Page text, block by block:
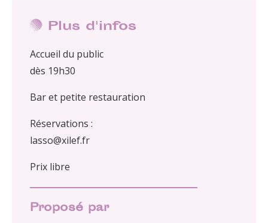
Plus d'infos
Accueil du public
dès 19h30
Bar et petite restauration
Réservations :
lasso@xilef.fr
Prix libre
Proposé par